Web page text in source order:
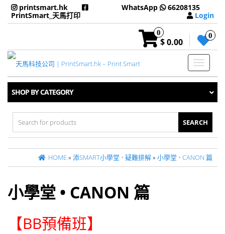
printsmart.hk
PrintSmart_天馬打印
WhatsApp
66208135
Login
0
$ 0.00
0
Toggle
SHOP BY CATEGORY
Search
for:
HOME» 添SMART小學堂 • 疑難排解» 小學堂 • CANON 篇
小學堂 • CANON 篇
【BB預備班】